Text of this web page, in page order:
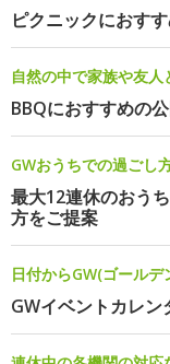
ピクニックにおす
自然の中で家族や友人
BBQにおすすめの
GWおうちでの過ごし
最大12連休のおう
方をご提案
日付からGW(ゴール
GWイベントカレン